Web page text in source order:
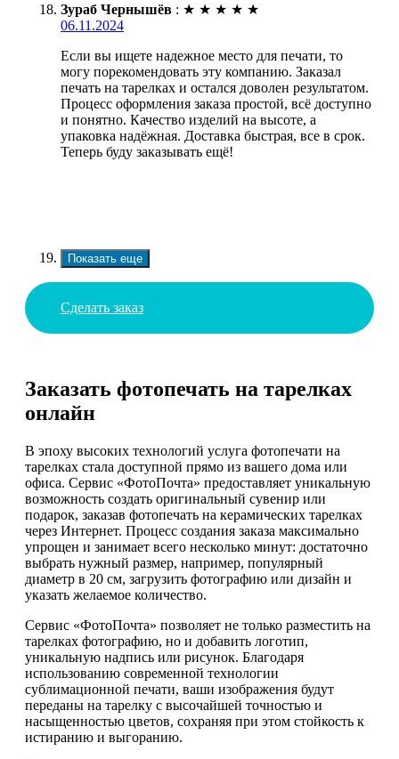
Зураб Чернышёв : ★ ★ ★ ★ ★
06.11.2024
Если вы ищете надежное место для печати, то
могу порекомендовать эту компанию. Заказал
печать на тарелках и остался доволен результатом.
Процесс оформления заказа простой, всё доступно
и понятно. Качество изделий на высоте, а
упаковка надёжная. Доставка быстрая, все в срок.
Теперь буду заказывать ещё!
Показать еще
Сделать заказ
Заказать фотопечать на тарелках
онлайн
В эпоху высоких технологий услуга фотопечати на
тарелках стала доступной прямо из вашего дома или
офиса. Сервис «ФотоПочта» предоставляет уникальную
возможность создать оригинальный сувенир или
подарок, заказав фотопечать на керамических тарелках
через Интернет. Процесс создания заказа максимально
упрощен и занимает всего несколько минут: достаточно
выбрать нужный размер, например, популярный
диаметр в 20 см, загрузить фотографию или дизайн и
указать желаемое количество.
Сервис «ФотоПочта» позволяет не только разместить на
тарелках фотографию, но и добавить логотип,
уникальную надпись или рисунок. Благодаря
использованию современной технологии
сублимационной печати, ваши изображения будут
переданы на тарелку с высочайшей точностью и
насыщенностью цветов, сохраняя при этом стойкость к
истиранию и выгоранию.